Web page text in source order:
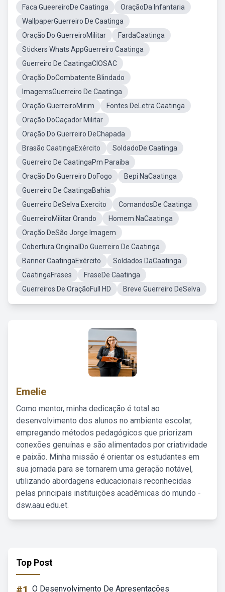
Faca GueereiroDe Caatinga
OraçãoDa Infantaria
WallpaperGuerreiro De Caatinga
Oração Do GuerreiroMilitar
FardaCaatinga
Stickers Whats AppGuerreiro Caatinga
Guerreiro De CaatingaCIOSAC
Oração DoCombatente Blindado
ImagemsGuerreiro De Caatinga
Oração GuerreiroMirim
Fontes DeLetra Caatinga
Oração DoCaçador Militar
Oração Do Guerreiro DeChapada
Brasão CaatingaExército
SoldadoDe Caatinga
Guerreiro De CaatingaPm Paraiba
Oração Do Guerreiro DoFogo
Bepi NaCaatinga
Guerreiro De CaatingaBahia
Guerreiro DeSelva Exercito
ComandosDe Caatinga
GuerreiroMilitar Orando
Homem NaCaatinga
Oração DeSão Jorge Imagem
Cobertura OriginalDo Guerreiro De Caatinga
Banner CaatingaExército
Soldados DaCaatinga
CaatingaFrases
FraseDe Caatinga
Guerreiros De OraçãoFull HD
Breve Guerreiro DeSelva
Emelie
Como mentor, minha dedicação é total ao
desenvolvimento dos alunos no ambiente escolar,
empregando métodos pedagógicos que priorizam
conexões genuínas e são alimentados por criatividade
e paixão. Minha missão é orientar os estudantes em
sua jornada para se tornarem uma geração notável,
utilizando abordagens educacionais reconhecidas
pelas principais instituições acadêmicas do mundo -
dsw.aau.edu.et.
Top Post
O Desenvolvimento De Apresentações